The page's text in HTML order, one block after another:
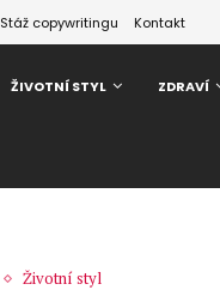
Stáž copywritingu Kontakt
ŽIVOTNÍ STYL ZDRAVÍ
Životní styl